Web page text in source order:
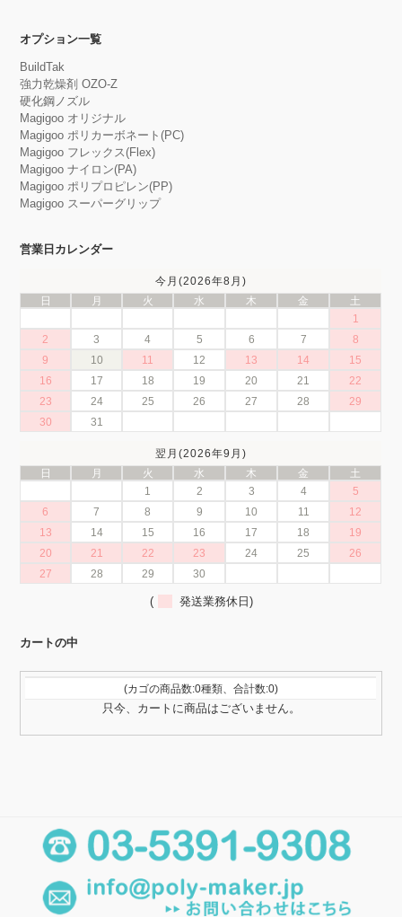
オプション一覧
BuildTak
強力乾燥剤 OZO-Z
硬化鋼ノズル
Magigoo オリジナル
Magigoo ポリカーボネート(PC)
Magigoo フレックス(Flex)
Magigoo ナイロン(PA)
Magigoo ポリプロピレン(PP)
Magigoo スーパーグリップ
営業日カレンダー
今月(2026年8月)
日
月 火 水 木 金
土
1
2
3 4 5 6 7
8
9
10 11 12 13 14
15
16
17 18 19 20 21
22
23
24 25 26 27 28
29
30
31
翌月(2026年9月)
日
月 火 水 木 金
土
1
2 3 4
5
6
7 8 9 10 11
12
13
14 15 16 17 18
19
20
21 22 23 24 25
26
27
28 29 30
( 発送業務休日)
カートの中
(カゴの商品数:0種類、合計数:0)
只今、カートに商品はございません。